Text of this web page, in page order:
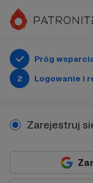
Próg
2
Logowanie i
Zarejestruj